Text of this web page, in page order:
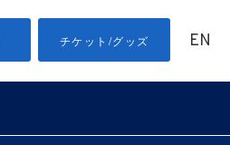
チケット/グッズ EN